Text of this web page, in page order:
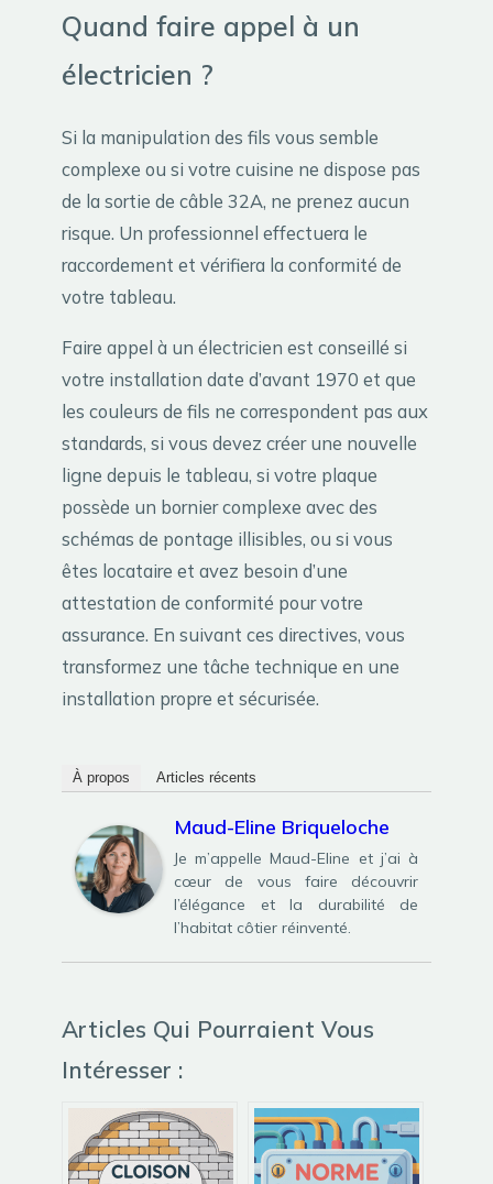
Quand faire appel à un
électricien ?
Si la manipulation des fils vous semble
complexe ou si votre cuisine ne dispose pas
de la sortie de câble 32A, ne prenez aucun
risque. Un professionnel effectuera le
raccordement et vérifiera la conformité de
votre tableau.
Faire appel à un électricien est conseillé si
votre installation date d’avant 1970 et que
les couleurs de fils ne correspondent pas aux
standards, si vous devez créer une nouvelle
ligne depuis le tableau, si votre plaque
possède un bornier complexe avec des
schémas de pontage illisibles, ou si vous
êtes locataire et avez besoin d’une
attestation de conformité pour votre
assurance. En suivant ces directives, vous
transformez une tâche technique en une
installation propre et sécurisée.
À propos Articles récents
Maud-Eline Briqueloche
Je m’appelle Maud-Eline et j’ai à
cœur de vous faire découvrir
l’élégance et la durabilité de
l’habitat côtier réinventé.
Articles Qui Pourraient Vous
Intéresser :